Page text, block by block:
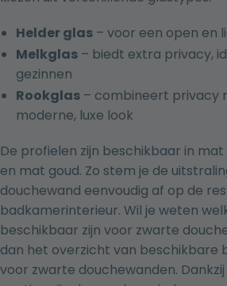
Helder glas – voor een open en
Melkglas – biedt extra privacy,
gezinnen
Rookglas – combineert privacy
moderne, luxe look
De profielen zijn beschikbaar in
en mat goud. Zo stem je de
douchewand eenvoudig af op de
badkamerinterieur. Wil je weten
beschikbaar zijn voor zwarte
dan het overzicht van beschikbare
voor zwarte douchewanden.